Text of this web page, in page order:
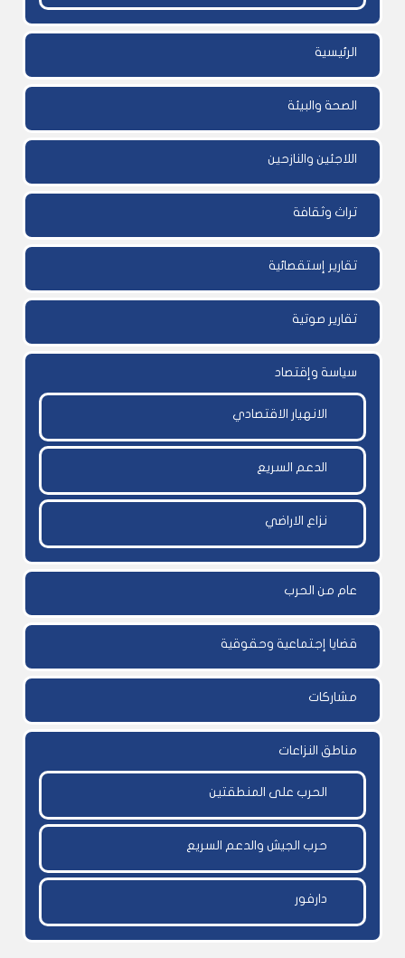
الرئيسية
الصحة والبيئة
اللاجئين والنازحين
تراث وثقافة
تقارير إستقصائية
تقارير صوتية
سياسة وإقتصاد
الانهيار الاقتصادي
الدعم السريع
نزاع الاراضي
عام من الحرب
قضايا إجتماعية وحقوقية
مشاركات
مناطق النزاعات
الحرب على المنطقتين
حرب الجيش والدعم السريع
دارفور